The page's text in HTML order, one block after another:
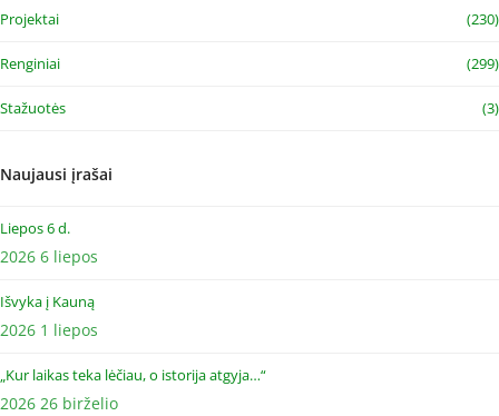
Projektai (230)
Renginiai (299)
Stažuotės (3)
Naujausi įrašai
Liepos 6 d.
2026 6 liepos
Išvyka į Kauną
2026 1 liepos
„Kur laikas teka lėčiau, o istorija atgyja…“
2026 26 birželio